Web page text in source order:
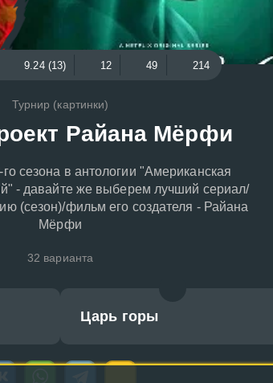
9.24 (13) 12 49 214
Турнир (картинки)
Райана Мёрфи
сезона в антологии "Американская
- давайте же выберем лучший сериал/
(сезон)/фильм его создателя - Райана
Мёрфи
32 варианта
Царь горы